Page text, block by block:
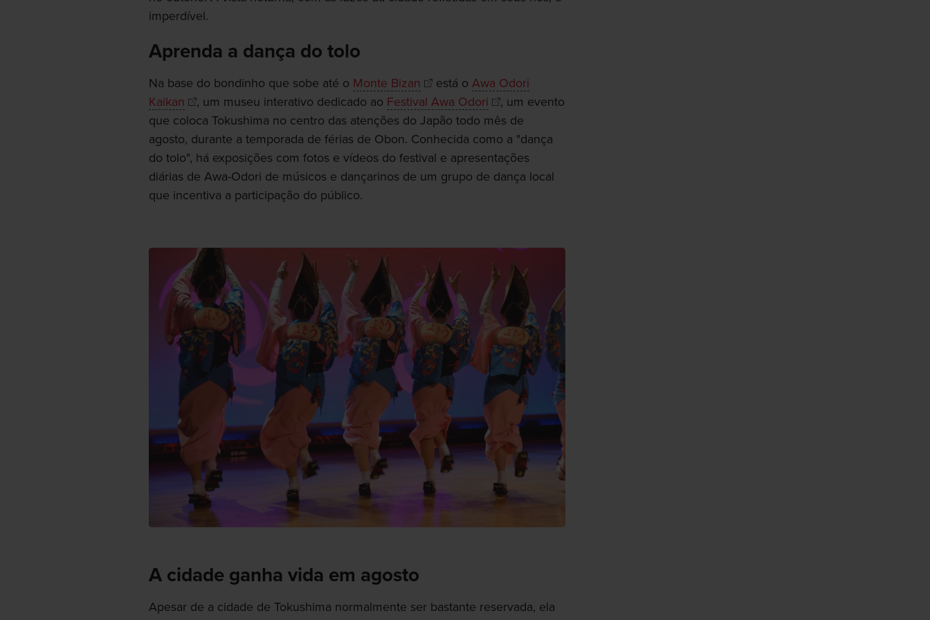
imperdível.
Aprenda a dança do tolo
Na base do bondinho que sobe até o Monte Bizan está o Awa Odori
Kaikan
, um museu interativo dedicado ao Festival Awa Odori
, um evento
que coloca Tokushima no centro das atenções do Japão todo mês de
agosto, durante a temporada de férias de Obon. Conhecida como a "dança
do tolo", há exposições com fotos e vídeos do festival e apresentações
diárias de Awa-Odori de músicos e dançarinos de um grupo de dança local
que incentiva a participação do público.
A cidade ganha vida em agosto
Apesar de a cidade de Tokushima normalmente ser bastante reservada, ela